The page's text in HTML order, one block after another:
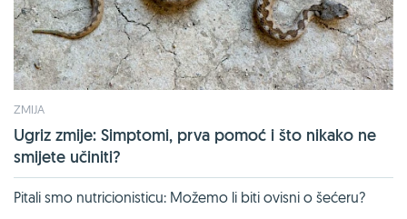
ZMIJA
Ugriz zmije: Simptomi, prva pomoć i što nikako ne
smijete učiniti?
Pitali smo nutricionisticu: Možemo li biti ovisni o šećeru?